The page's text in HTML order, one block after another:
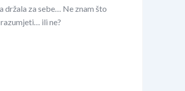
držala za sebe… Ne znam što
ili ne?